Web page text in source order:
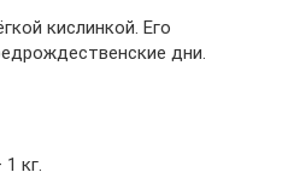
кислинкой. Его
дни.
кг.